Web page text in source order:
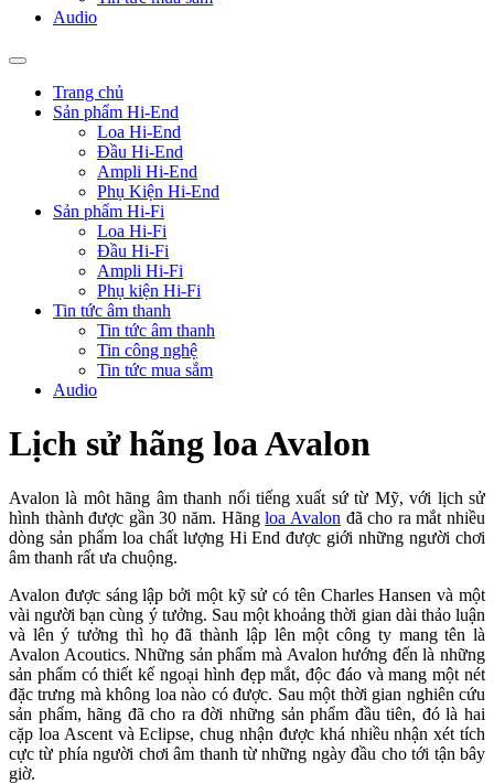
Audio
Trang chủ
Sản phẩm Hi-End
Loa Hi-End
Đầu Hi-End
Ampli Hi-End
Phụ Kiện Hi-End
Sản phẩm Hi-Fi
Loa Hi-Fi
Đầu Hi-Fi
Ampli Hi-Fi
Phụ kiện Hi-Fi
Tin tức âm thanh
Tin tức âm thanh
Tin công nghệ
Tin tức mua sắm
Audio
Lịch sử hãng loa Avalon
Avalon là môt hãng âm thanh nổi tiếng xuất sứ từ Mỹ, với lịch sử
hình thành được gần 30 năm. Hãngloa Avalon đã cho ra mắt nhiều
dòng sản phẩm loa chất lượng Hi End được giới những người chơi
âm thanh rất ưa chuộng.
Avalon được sáng lập bởi một kỹ sử có tên Charles Hansen và một
vài người bạn cùng ý tưởng. Sau một khoảng thời gian dài thảo luận
và lên ý tưởng thì họ đã thành lập lên một công ty mang tên là
Avalon Acoutics. Những sản phẩm mà Avalon hướng đến là những
sản phẩm có thiết kế ngoại hình đẹp mắt, độc đáo và mang một nét
đặc trưng mà không loa nào có được. Sau một thời gian nghiên cứu
sản phẩm, hãng đã cho ra đời những sản phẩm đầu tiên, đó là hai
cặp loa Ascent và Eclipse, chug nhận được khá nhiều nhận xét tích
cực từ phía người chơi âm thanh từ những ngày đầu cho tới tận bây
giờ.